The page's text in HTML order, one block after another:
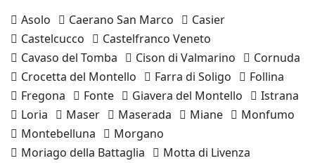
Asolo Caerano San Marco
Casier
Castelcucco
Castelfranco Veneto
Cavaso del Tomba
Cison di Valmarino
Cornuda
Crocetta del Montello
Farra di Soligo
Follina
Fregona
Fonte Giavera del Montello
Istrana
Loria
Maser Maserada Miane
Monfumo
Montebelluna
Morgano
Moriago della Battaglia
Motta di Livenza